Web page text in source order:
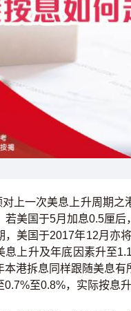
一次美息上升周期之
若美国于5月加息0.5厘
，美国于2017年12月亦
息上升及年底因素升至
本港拆息同样跟随美息
至0.8%，实际按息